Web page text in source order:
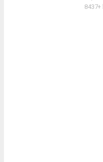
8437+